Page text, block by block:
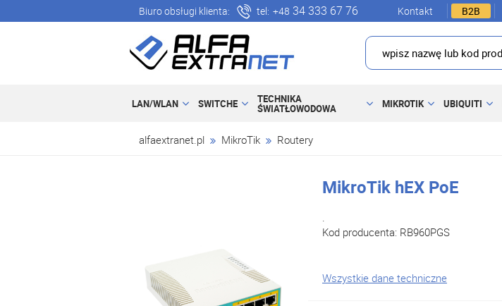
Biuro obsługi klienta: tel: +48 34 333 67 76 Kontakt B2B
LAN/WLAN SWITCHE TECHNIKA
ŚWIATŁOWODOWA MIKROTIK UBIQUITI
alfaextranet.pl MikroTik Routery
MikroTik hEX PoE
.
Kod producenta: RB960PGS
Wszystkie dane techniczne